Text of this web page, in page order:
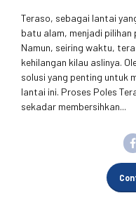
Teraso, sebagai lantai
batu alam, menjadi
Namun, seiring waktu,
kehilangan kilau aslinya.
solusi yang penting untuk
lantai ini. Proses Poles
sekadar membersihkan...